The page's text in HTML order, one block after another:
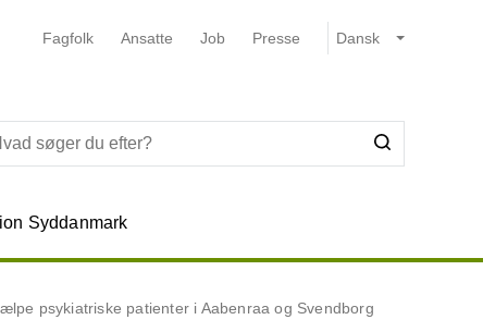
Fagfolk Ansatte Job Presse
Syddanmark
psykiatriske patienter i Aabenraa og Svendborg